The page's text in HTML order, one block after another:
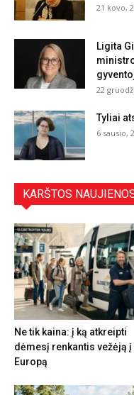
21 kovo,
Ligita
22
Tyliai
6 sausio,
KARŠTOS
Ne tik kaina: į ką atkreipti
dėmesį renkantis vežėją į
Europą